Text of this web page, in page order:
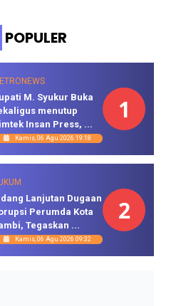
POPULER
M. Syukur Buka
menutup
Insan Press, ...
Kamis, 06 Agu 2026 19:18
1
Lanjutan Dugaan
Perumda Kota
Tegaskan ...
Kamis, 06 Agu 2026 09:32
2